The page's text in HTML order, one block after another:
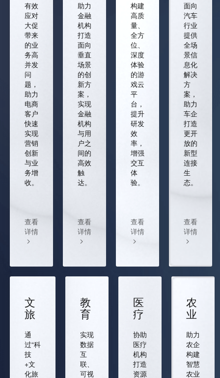
有效
应对
大促
带来
的业
务高
并发
问
题，
助力
电商
客户
快速
实现
营销
创新
与业
务增
收。
查看
详情
助力
金融
机构
打造
面向
垂直
场景
的创
新方
案，
实现
金融
机构
与用
户之
间的
高效
触
达。
查看
详情
构建
高质
量、
全方
位、
深度
体验
的游
戏云
平
台，
提升
研发
效
率，
增强
交互
体
验。
查看
详情
面向
汽车
行业
提供
全场
景信
息化
解决
方
案，
助力
车企
打造
更开
放的
新型
连接
生
态。
查看
详情
文
旅
通
过“科
技
+文
化旅
教
育
实现
数据
互
联、
可视
医
疗
协助
医疗
机构
打造
资源
农
业
助力
农企
构建
智慧
农业